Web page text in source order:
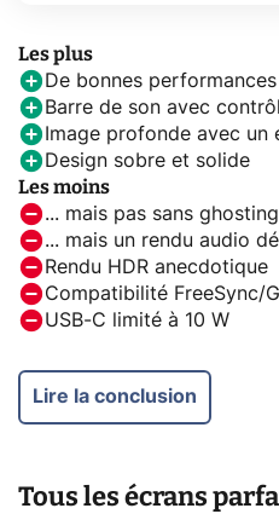
Les plus
De bonnes
Barre de son avec
Image profonde avec un
Design sobre et solide
Les moins
... mais pas sans ghosting
... mais un rendu audio
Rendu HDR anecdotique
Compatibilité FreeSync/
USB-C limité à 10 W
Lire la conclusion
Tous les écrans